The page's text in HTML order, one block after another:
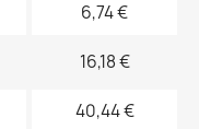
6,74 €
16,18 €
40,44 €